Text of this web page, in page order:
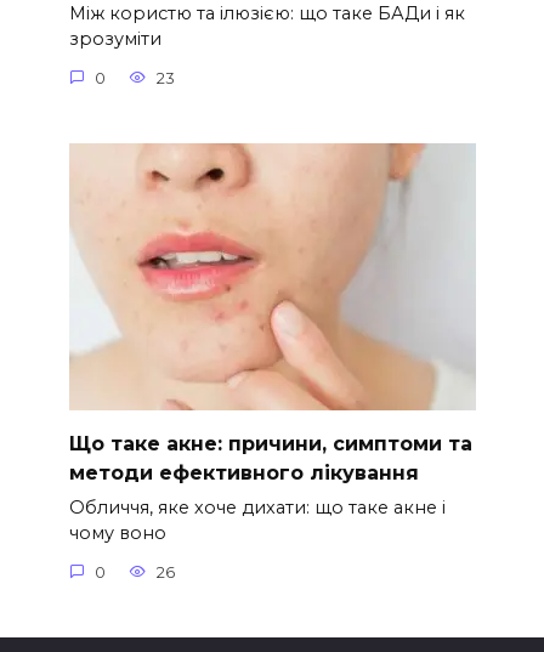
Між користю та ілюзією: що таке БАДи і як
зрозуміти
0 23
Що таке акне: причини, симптоми та
методи ефективного лікування
Обличчя, яке хоче дихати: що таке акне і
чому воно
0 26